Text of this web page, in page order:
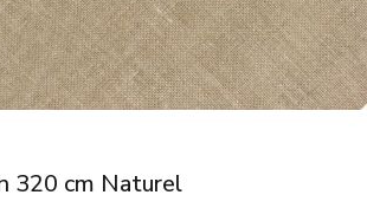
320 cm Naturel